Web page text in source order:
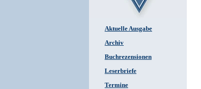
Aktuelle Ausgabe
Archiv
Buchrezensionen
Leserbriefe
Termine